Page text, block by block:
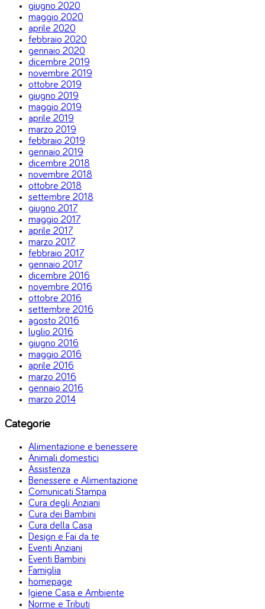
giugno 2020
maggio 2020
aprile 2020
febbraio 2020
gennaio 2020
dicembre 2019
novembre 2019
ottobre 2019
giugno 2019
maggio 2019
aprile 2019
marzo 2019
febbraio 2019
gennaio 2019
dicembre 2018
novembre 2018
ottobre 2018
settembre 2018
giugno 2017
maggio 2017
aprile 2017
marzo 2017
febbraio 2017
gennaio 2017
dicembre 2016
novembre 2016
ottobre 2016
settembre 2016
agosto 2016
luglio 2016
giugno 2016
maggio 2016
aprile 2016
marzo 2016
gennaio 2016
marzo 2014
Categorie
Alimentazione e benessere
Animali domestici
Assistenza
Benessere e Alimentazione
Comunicati Stampa
Cura degli Anziani
Cura dei Bambini
Cura della Casa
Design e Fai da te
Eventi Anziani
Eventi Bambini
Famiglia
homepage
Igiene Casa e Ambiente
Norme e Tributi